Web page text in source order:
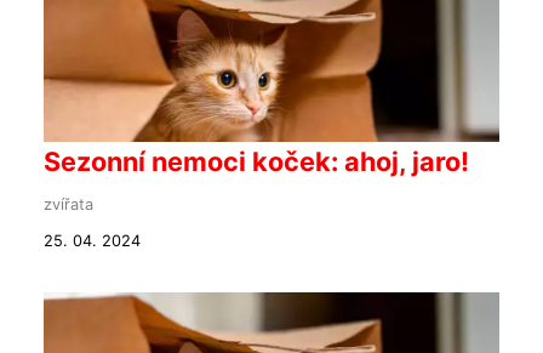
Sezonní nemoci koček: ahoj, jaro!
zvířata
25. 04. 2024